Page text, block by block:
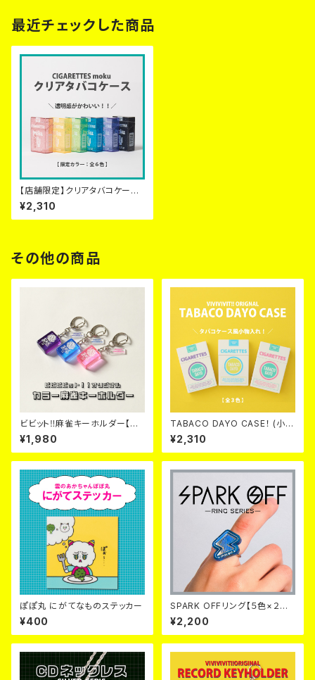
最近チェックした商品
【店舗限定】クリアタバコケース！
～タバコ風小物入れ～【全６色】
¥2,310
その他の商品
ビビット‼麻雀キーホルダー【全
３色】
¥1,980
TABACO DAYO CASE！ (小物
入れ)【全３色】
¥2,310
ぽぽ丸 にがてなものステッカー
¥400
SPARK OFFリング【５色×２デ
ザイン】
¥2,200